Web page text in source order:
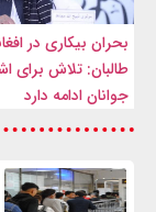
بحران بیکاری در
طالبان: تلاش برای
جوانان ادامه دارد